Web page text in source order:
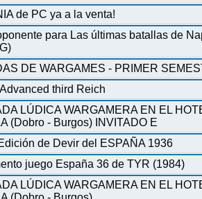
de PC ya a la venta!
para Las últimas batallas de
DE WARGAMES - PRIMER
third Reich
LÚDICA WARGAMERA EN EL
(Dobro - Burgos) INVITADO E
de Devir del ESPAÑA 1936
juego España 36 de TYR (1984)
LÚDICA WARGAMERA EN EL